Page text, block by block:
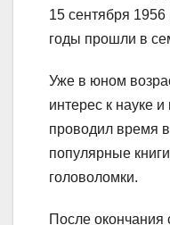
15 сентября
годы прошли в
Уже в юном
интерес к науке
проводил время
популярные
головоломки.
После